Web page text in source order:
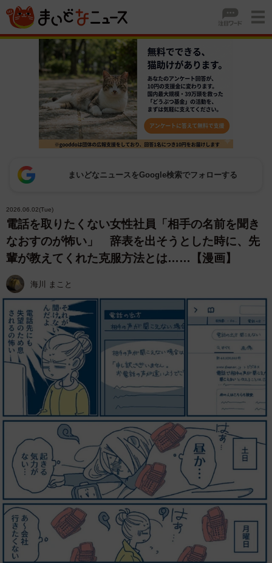
まいどなニュースをGoogle検索でフォローする
2026.06.02(Tue)
電話を取りたくない女性社員「相手の名前を聞き
なおすのが怖い」 辞表を出そうとした時に、先
輩が教えてくれた克服方法とは……【漫画】
海川 まこと